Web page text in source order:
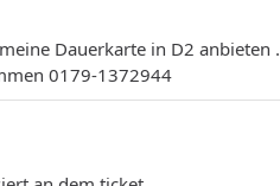
Dauerkarte in D2
0179-1372944